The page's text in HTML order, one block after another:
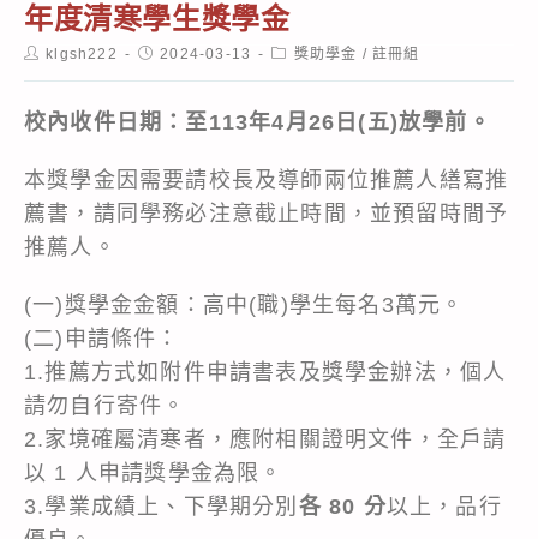
年度清寒學生獎學金
Postklgsh222
Post2024-03-13
Post獎助學金 / 註冊組
校內收件日期：至113年4月26日(五)放學前。
本獎學金因需要請校長及導師兩位推薦人繕寫推
薦書，請同學務必注意截止時間，並預留時間予
推薦人。
(一)獎學金金額：高中(職)學生每名3萬元。
(二)申請條件：
1.推薦方式如附件申請書表及獎學金辦法，個人
請勿自行寄件。
2.家境確屬清寒者，應附相關證明文件，全戶請
以 1 人申請獎學金為限。
3.學業成績上、下學期分別 各 80 分以上，品行